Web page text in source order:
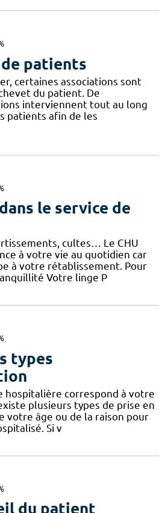
patients
certaines associations sont
du patient. De
interviennent tout au long
patients afin de les
le service de
cultes… Le CHU
à votre vie au quotidien car
à votre rétablissement. Pour
Votre linge P
types
hospitalière correspond à votre
plusieurs types de prise en
votre âge ou de la raison pour
Si v
du patient